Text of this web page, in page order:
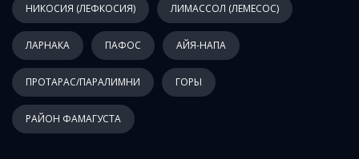
НИКОСИЯ (ЛЕФКОСИЯ) ЛИМАССОЛ (ЛЕМЕСОС)
ЛАРНАКА ПАФОС АЙЯ-НАПА
ПРОТАРАС/ПАРАЛИМНИ ГОРЫ
РАЙОН ФАМАГУСТА